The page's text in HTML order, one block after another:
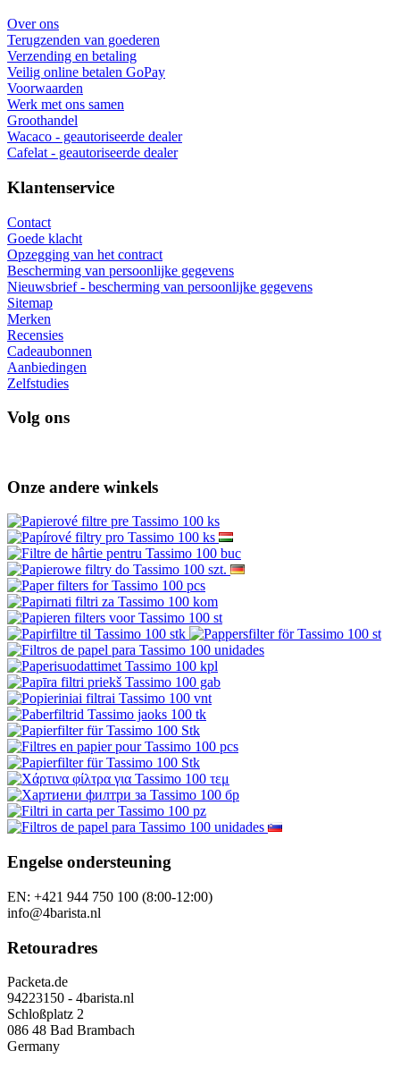
Over ons
Terugzenden van goederen
Verzending en betaling
Veilig online betalen GoPay
Voorwaarden
Werk met ons samen
Groothandel
Wacaco - geautoriseerde dealer
Cafelat - geautoriseerde dealer
Klantenservice
Contact
Goede klacht
Opzegging van het contract
Bescherming van persoonlijke gegevens
Nieuwsbrief - bescherming van persoonlijke gegevens
Sitemap
Merken
Recensies
Cadeaubonnen
Aanbiedingen
Zelfstudies
Volg ons
Onze andere winkels
Engelse ondersteuning
EN: +421 944 750 100 (8:00-12:00)
info@4barista.nl
Retouradres
Packeta.de
94223150 - 4barista.nl
Schloßplatz 2
086 48 Bad Brambach
Germany